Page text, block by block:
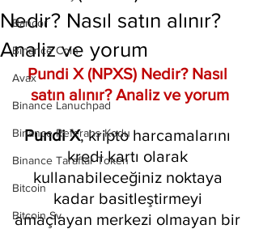
Bancor
Binance Coin
Avax
Binance Lanuchpad
Binance Referans Kodu
Binance Taraftar Token
Bitcoin
Bitcoin Sv
Nedir? Nasıl satın alınır?
Analiz ve yorum
Pundi X (NPXS) Nedir? Nasıl
satın alınır? Analiz ve yorum
Pundi X, kripto harcamalarını
kredi kartı olarak
kullanabileceğiniz noktaya
kadar basitleştirmeyi
amaçlayan merkezi olmayan bir